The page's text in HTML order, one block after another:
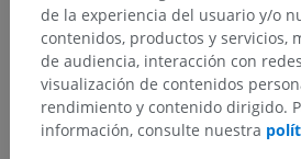
Tronco encefálico> Cuarto
Fosa romboidea> Surco
Estructuras subyacentes:No hay
subyacentes correspondientes
anatómica
de la experiencia del usuario y/o
contenidos, productos y servicios,
de audiencia, interacción con
visualización de contenidos
rendimiento y contenido dirigido.
información, consulte nuestra